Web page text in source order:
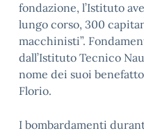
fondazione, l’Istituto
lungo corso, 300
macchinisti”.
dall’Istituto Tecnico
nome dei suoi
Florio.
I bombardamenti